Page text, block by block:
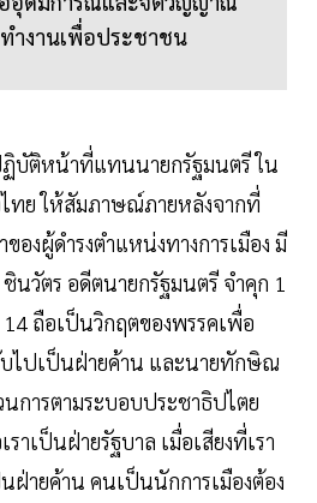
ำงานเพื่อประชาชน
ฏิบัติหน้าที่แทนนายกรัฐมนตรี ใน
ทย ให้สัมภาษณ์ภายหลังจากที่
งผู้ดำรงตำแหน่งทางการเมือง มี
วัตร อดีตนายกรัฐมนตรี จำคุก 1
ถือเป็นวิกฤตของพรรคเพื่อ
ไปเป็นฝ่ายค้าน และนายทักษิณ
การตามระบอบประชาธิปไตย
ราเป็นฝ่ายรัฐบาล เมื่อเสียงที่เรา
ฝ่ายค้าน คนเป็นนักการเมืองต้อง